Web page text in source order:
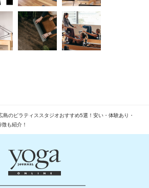
島のピラティススタジオおすすめ5選！安い・体験あり・
も紹介！